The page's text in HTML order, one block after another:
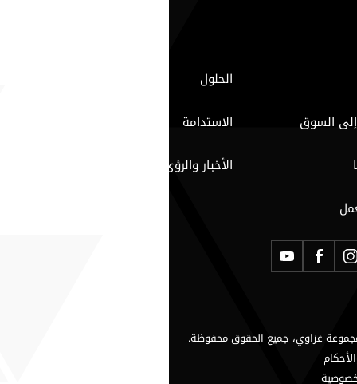
الحلول
السوق
الاستدامة
الأخبار والرؤى